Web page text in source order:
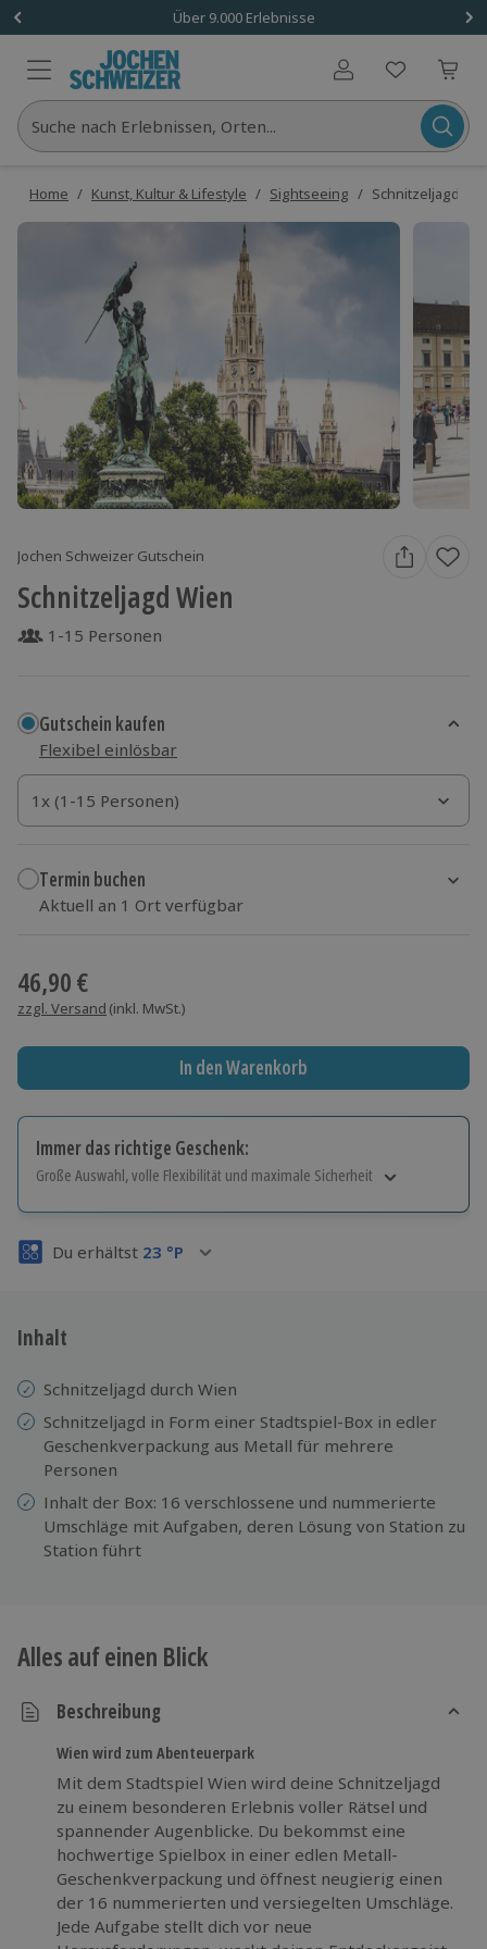
Über 9.000 Erlebnisse
Benutzerkonto
Suche nach Erlebnissen, Orten...
Home / Kunst, Kultur & Lifestyle / Sightseeing / Schnitzeljagd
Jochen Schweizer Gutschein
Schnitzeljagd Wien
1-15 Personen
Gutschein kaufen
Flexibel einlösbar
1x (1-15 Personen)
1x (1-15 Personen)
1x (1-15 Personen)
Termin buchen
Aktuell an 1 Ort verfügbar
46,90 €
zzgl. Versand (inkl. MwSt.)
In den Warenkorb
Immer das richtige Geschenk:
Große Auswahl, volle Flexibilität und maximale Sicherheit
Volle Flexibilität
3 Jahre gültig & verlängerbar.
Du erhältst 23 °P
Inhalt
Schnitzeljagd durch Wien
Schnitzeljagd in Form einer Stadtspiel-Box in edler
Geschenkverpackung aus Metall für mehrere
Personen
Inhalt der Box: 16 verschlossene und nummerierte
Umschläge mit Aufgaben, deren Lösung von Station zu
Station führt
Alles auf einen Blick
Beschreibung
Wien wird zum Abenteuerpark
Mit dem Stadtspiel Wien wird deine Schnitzeljagd
zu einem besonderen Erlebnis voller Rätsel und
spannender Augenblicke. Du bekommst eine
hochwertige Spielbox in einer edlen Metall-
Geschenkverpackung und öffnest neugierig einen
der 16 nummerierten und versiegelten Umschläge.
Jede Aufgabe stellt dich vor neue